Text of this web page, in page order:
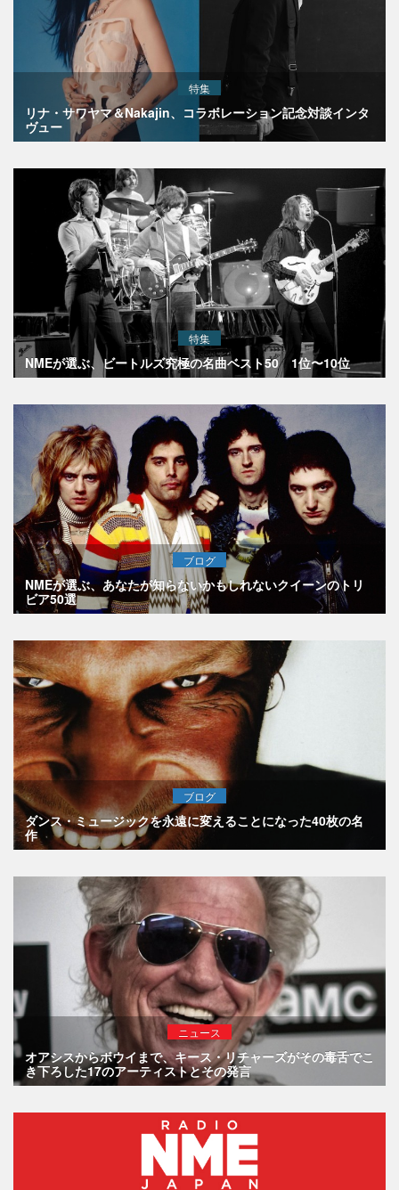
特集
リナ・サワヤマ＆Nakajin、コラボレーション記念対談インタ
ヴュー
特集
NMEが選ぶ、ビートルズ究極の名曲ベスト50 1位〜10位
ブログ
NMEが選ぶ、あなたが知らないかもしれないクイーンのトリ
ビア50選
ブログ
ダンス・ミュージックを永遠に変えることになった40枚の名
作
ニュース
オアシスからボウイまで、キース・リチャーズがその毒舌でこ
き下ろした17のアーティストとその発言